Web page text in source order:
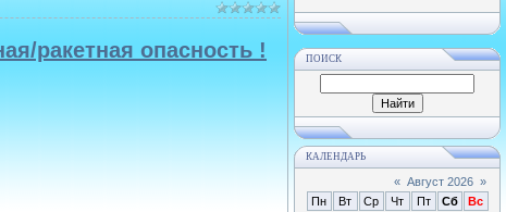
ракетная опасность ! ПОИСК
КАЛЕНДАРЬ
« Август 2026 »
Пн
Вт Ср Чт Пт Сб
Вс